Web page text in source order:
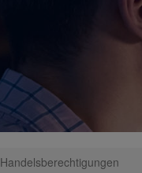
Handelsberechtigungen